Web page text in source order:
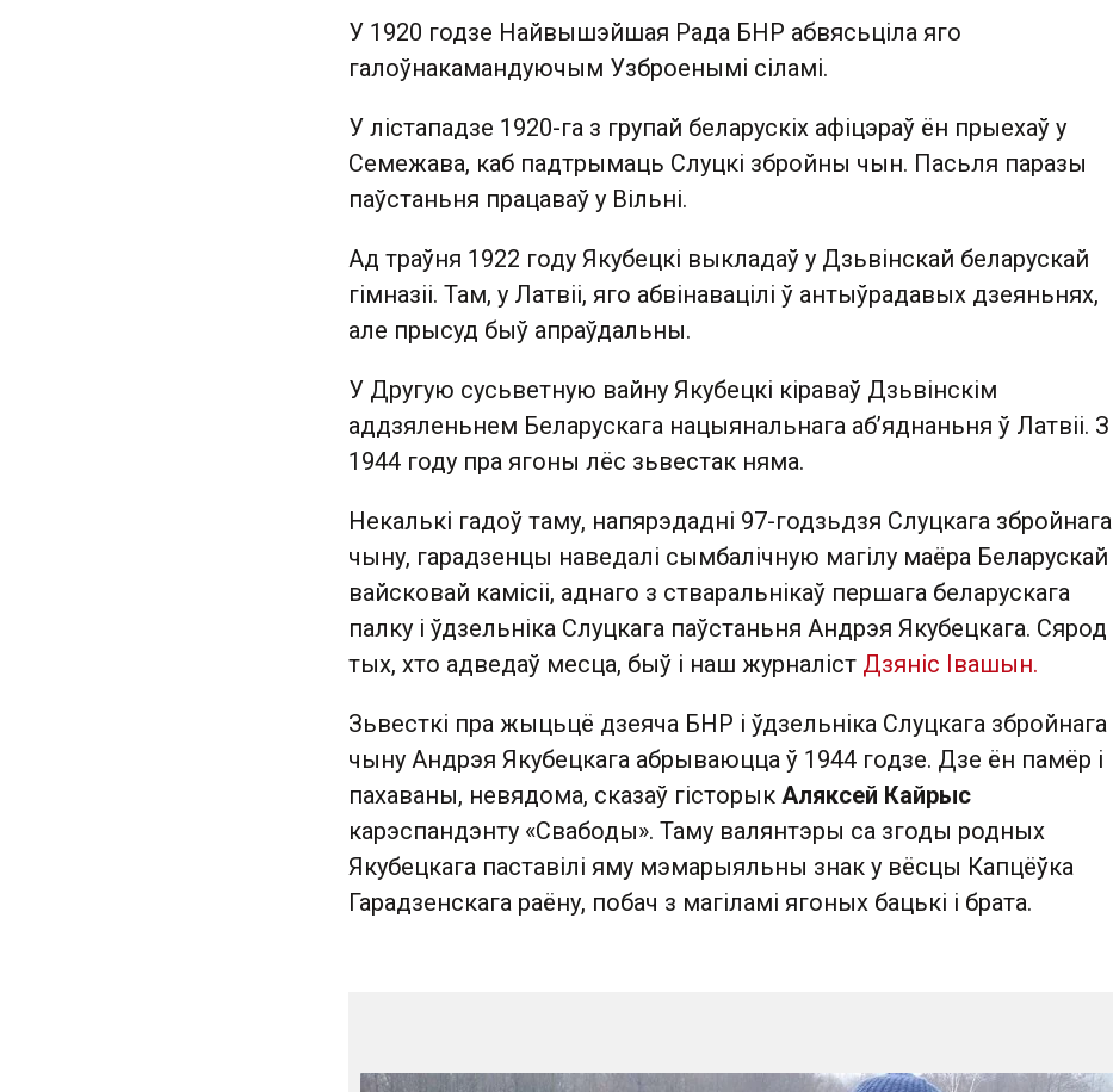
У 1920 годзе Найвышэйшая Рада БНР абвясьціла яго
галоўнакамандуючым Узброенымі сіламі.
У лістападзе 1920-га з групай беларускіх афіцэраў ён прыехаў у
Семежава, каб падтрымаць Слуцкі збройны чын. Пасьля паразы
паўстаньня працаваў у Вільні.
Ад траўня 1922 году Якубецкі выкладаў у Дзьвінскай беларускай
гімназіі. Там, у Латвіі, яго абвінавацілі ў антыўрадавых дзеяньнях,
але прысуд быў апраўдальны.
У Другую сусьветную вайну Якубецкі кіраваў Дзьвінскім
аддзяленьнем Беларускага нацыянальнага абʼяднаньня ў Латвіі. З
1944 году пра ягоны лёс зьвестак няма.
Некалькі гадоў таму, напярэдадні 97-годзьдзя Слуцкага збройнага
чыну, гарадзенцы наведалі сымбалічную магілу маёра Беларускай
вайсковай камісіі, аднаго з стваральнікаў першага беларускага
палку і ўдзельніка Слуцкага паўстаньня Андрэя Якубецкага. Сярод
тых, хто адведаў месца, быў і наш журналіст Дзяніс Івашын.
Зьвесткі пра жыцьцё дзеяча БНР і ўдзельніка Слуцкага збройнага
чыну Андрэя Якубецкага абрываюцца ў 1944 годзе. Дзе ён памёр і
пахаваны, невядома, сказаў гісторык Аляксей Кайрыс
карэспандэнту «Свабоды». Таму валянтэры са згоды родных
Якубецкага паставілі яму мэмарыяльны знак у вёсцы Капцёўка
Гарадзенскага раёну, побач з магіламі ягоных бацькі і брата.